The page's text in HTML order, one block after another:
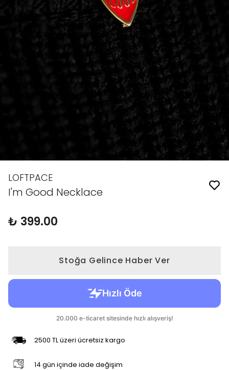
LOFTPACE
I'm Good Necklace
₺ 399.00
Stoğa Gelince Haber Ver
2500 TL üzeri ücretsiz kargo
14 gün içinde iade değişim